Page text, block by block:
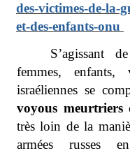
des-victimes-de-la-
et-des-enfants-onu
S’agissant
femmes, enfants,
israéliennes se
voyous meurtriers
très loin de la
armées russes